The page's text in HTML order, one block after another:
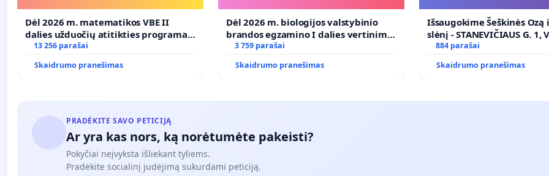
Dėl 2026 m. matematikos VBE II
dalies užduočių atitikties programai
ir vertinimo tvarkos koregavimo
13 256 parašai
Skaidrumo pranešimas
Dėl 2026 m. biologijos valstybinio
brandos egzamino I dalies vertinimo
ir atitikties ugdymo programai
3 759 parašai
Skaidrumo pranešimas
PRITAIKYMO VIEŠAJAI
FUNKCIJAI
Išsaugokime Šeškinės Ozą
slėnį - STANEVIČIAUS G. 1,
PAĖMIMO VISUOMENĖS
(IŠPIRKIMO) IR JO
VIEŠAJAI ŽELDYNŲ
884 parašai
Skaidrumo pranešimas
PRADĖKITE SAVO PETICIJĄ
Ar yra kas nors, ką norėtumėte pakeisti?
Pokyčiai neįvyksta išliekant tyliems.
Pradėkite socialinį judėjimą sukurdami peticiją.